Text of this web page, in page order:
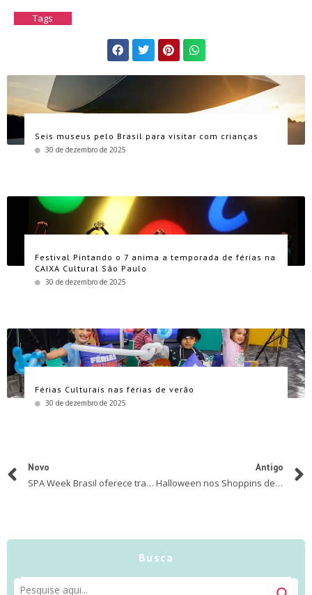
Tags
Seis museus pelo Brasil para visitar com crianças
30 de dezembro de 2025
Festival Pintando o 7 anima a temporada de férias na
CAIXA Cultural São Paulo
30 de dezembro de 2025
Férias Culturais nas férias de verão
30 de dezembro de 2025
Novo
SPA Week Brasil oferece tratamentos de beleza com até 60% de desconto
Antigo
Halloween nos Shoppins de Sampa
Busca